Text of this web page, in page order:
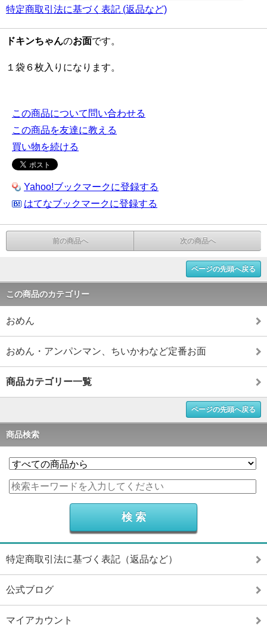
特定商取引法に基づく表記 (返品など)
ドキンちゃんのお面です。
１袋６枚入りになります。
この商品について問い合わせる
この商品を友達に教える
買い物を続ける
Yahoo!ブックマークに登録する
はてなブックマークに登録する
前の商品へ 次の商品へ
ページの先頭へ戻る
この商品のカテゴリー
おめん
おめん・アンパンマン、ちいかわなど定番お面
商品カテゴリー一覧
ページの先頭へ戻る
商品検索
特定商取引法に基づく表記（返品など）
公式ブログ
マイアカウント